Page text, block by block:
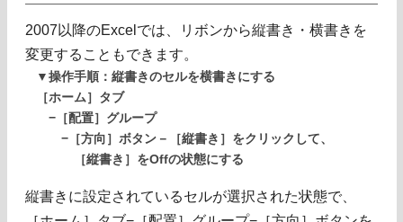
2007以降のExcelでは、リボンから縦書き・横書きを
変更することもできます。
▼操作手順：縦書きのセルを横書きにする
［ホーム］タブ
−［配置］グループ
−［方向］ボタン－［縦書き］をクリックして、
［縦書き］をOffの状態にする
縦書きに設定されているセルが選択された状態で、